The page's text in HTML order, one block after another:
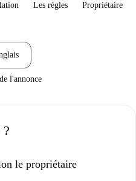
Les règles Propriétaire
l'annonce
le propriétaire